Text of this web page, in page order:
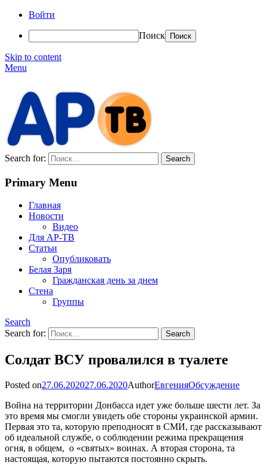
Войти
Поиск
Skip to content
Menu
Search for:
Primary Menu
Главная
Новости
Видео
Для АР-ТВ
Статьи
Опубликовать
Белая Заря
Гражданская день за днем
Стена
Группы
Search
Search for:
Солдат ВСУ провалился в туалете
Posted on27.06.202027.06.2020AuthorЕвгенияОбсуждение
Война на территории Донбасса идет уже больше шести лет. За
это время мы смогли увидеть обе стороны украинской армии.
Первая это та, которую преподносят в СМИ, где рассказывают
об идеальной службе, о соблюдении режима прекращения
огня, в общем, о «святых» воинах. А вторая сторона, та
настоящая, которую пытаются постоянно скрыть.